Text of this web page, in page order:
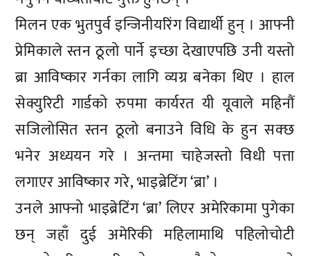
मिलन एक भुतपुर्व इन्जिनीयरिंग विद्यार्थी हुन् । आफ्नी
प्रेमिकाले स्तन ठूलो पार्ने इच्छा देखाएपछि उनी यस्तो
ब्रा आविष्कार गर्नका लागि व्यग्र बनेका थिए । हाल
सेक्युरिटी गार्डको रुपमा कार्यरत यी यूवाले महिनौं
सजिलोसित स्तन ठूलो बनाउने विधि के हुन सक्छ
भनेर अध्ययन गरे । अन्तमा चाहेजस्तो विधी पत्ता
लगाएर आविष्कार गरे, भाइब्रेटिंग ‘ब्रा’ ।
उनले आफ्नो भाइब्रेटिंग ‘ब्रा’ लिएर अमेरिकामा पुगेका
छन् जहाँ दुई अमेरिकी महिलामाथि पहिलोचोटी